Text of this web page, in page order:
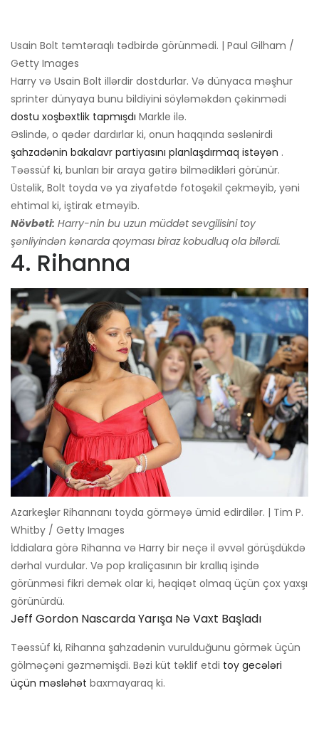
Usain Bolt təmtəraqlı tədbirdə görünmədi. | Paul Gilham /
Getty Images
Harry və Usain Bolt illərdir dostdurlar. Və dünyaca məşhur
sprinter dünyaya bunu bildiyini söyləməkdən çəkinmədi
dostu xoşbəxtlik tapmışdı Markle ilə.
Əslində, o qədər dardırlar ki, onun haqqında səslənirdi
şahzadənin bakalavr partiyasını planlaşdırmaq istəyən .
Təəssüf ki, bunları bir araya gətirə bilmədikləri görünür.
Üstəlik, Bolt toyda və ya ziyafətdə fotoşəkil çəkməyib, yəni
ehtimal ki, iştirak etməyib.
Növbəti: Harry-nin bu uzun müddət sevgilisini toy
şənliyindən kənarda qoyması biraz kobudluq ola bilərdi.
4. Rihanna
Azarkeşlər Rihannanı toyda görməyə ümid edirdilər. | Tim P.
Whitby / Getty Images
İddialara görə Rihanna və Harry bir neçə il əvvəl görüşdükdə
dərhal vurdular. Və pop kraliçasının bir krallıq işində
görünməsi fikri demək olar ki, həqiqət olmaq üçün çox yaxşı
görünürdü.
Jeff Gordon Nascarda Yarışa Nə Vaxt Başladı
Təəssüf ki, Rihanna şahzadənin vurulduğunu görmək üçün
gölməçəni gəzməmişdi. Bəzi küt təklif etdi toy gecələri
üçün məsləhət baxmayaraq ki.